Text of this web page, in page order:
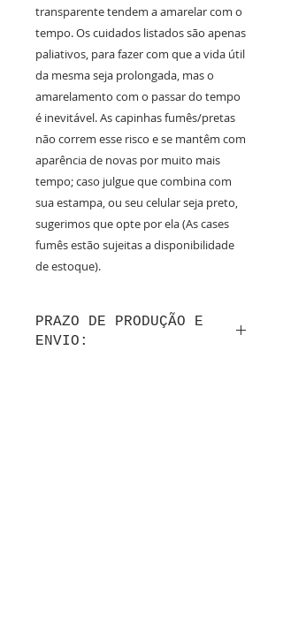
transparente tendem a amarelar com o
tempo. Os cuidados listados são apenas
paliativos, para fazer com que a vida útil
da mesma seja prolongada, mas o
amarelamento com o passar do tempo
é inevitável. As capinhas fumês/pretas
não correm esse risco e se mantêm com
aparência de novas por muito mais
tempo; caso julgue que combina com
sua estampa, ou seu celular seja preto,
sugerimos que opte por ela (As cases
fumês estão sujeitas a disponibilidade
de estoque).
PRAZO DE PRODUÇÃO E
ENVIO: